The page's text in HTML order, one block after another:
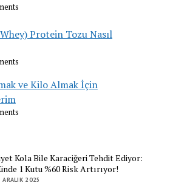
Protein Tozu Nasıl
ve Kilo Almak İçin
Kola Bile Karaciğeri Tehdit Ediyor:
1 Kutu %60 Risk Artırıyor!
ARALIK 2025